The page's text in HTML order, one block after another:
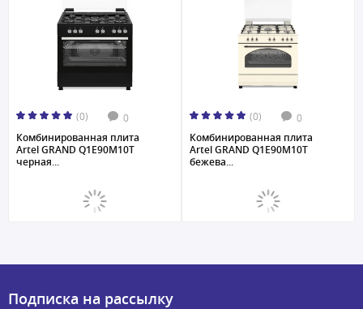
(0) 0
Комбинированная плита
Artel GRAND Q1E90M10T
черная...
(0) 0
Комбинированная плита
Artel GRAND Q1E90M10T
бежева...
Подписка на рассылку